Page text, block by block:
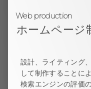
Web production
ホームページ
設計、ライティング
して制作することに
検索エンジンの評価